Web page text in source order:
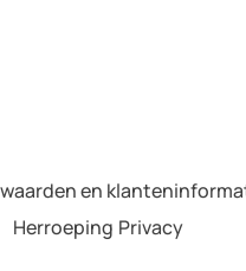
en
Herroeping Privacy